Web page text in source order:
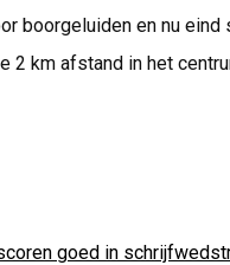
boorgeluiden en nu
2 km afstand in het
goed in